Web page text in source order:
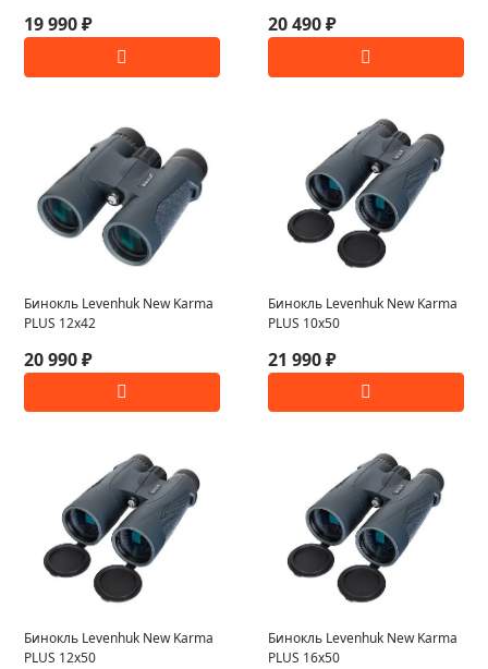
19 990 ₽ 20 490 ₽
Бинокль Levenhuk New Karma
PLUS 12x42
20 990 ₽
Бинокль Levenhuk New Karma
PLUS 10x50
21 990 ₽
Бинокль Levenhuk New Karma
PLUS 12x50
Бинокль Levenhuk New Karma
PLUS 16x50